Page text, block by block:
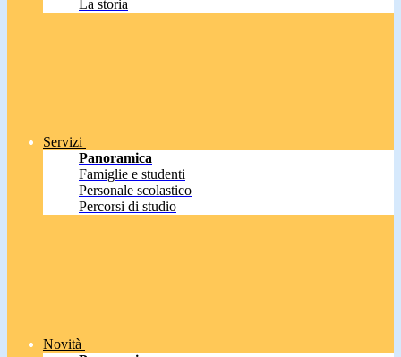
La storia
Servizi
Panoramica
Famiglie e studenti
Personale scolastico
Percorsi di studio
Novità